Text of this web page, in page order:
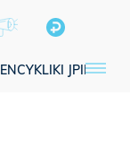
ENCYKLIKI JPII